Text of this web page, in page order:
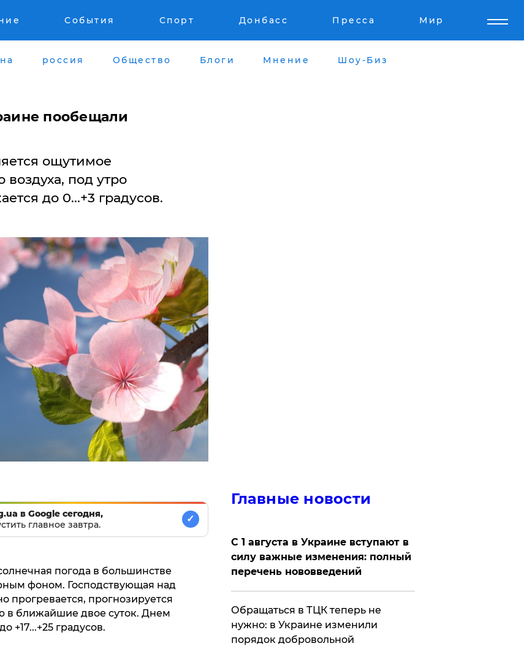
События Спорт Донбасс Пресса Мир
россия Общество Блоги Мнение Шоу-Биз
пообещали
ощутимое
под утро
до 0...+3 градусов.
в Google сегодня,
главное завтра.
✓
погода в большинстве
фоном. Господствующая над
прогревается, прогнозируется
в ближайшие двое суток. Днем
+17...+25 градусов.
Главные новости
С 1 августа в Украине вступают в
силу важные изменения: полный
перечень нововведений
Обращаться в ТЦК теперь не
нужно: в Украине изменили
порядок добровольной